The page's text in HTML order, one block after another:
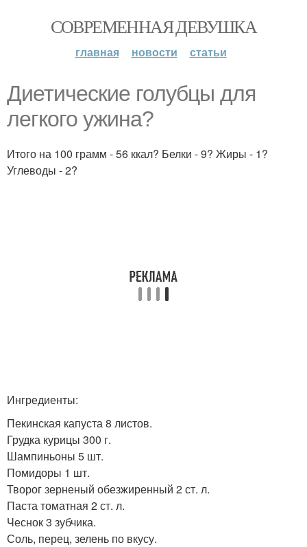
СОВРЕМЕННАЯ ДЕВУШКА
главная новости статьи
Диетические голубцы для
легкого ужина?
Итого на 100 грамм - 56 ккал? Белки - 9? Жиры - 1?
Углеводы - 2?
Ингредиенты:
Пекинская капуста 8 листов.
Грудка курицы 300 г.
Шампиньоны 5 шт.
Помидоры 1 шт.
Творог зерненый обезжиренный 2 ст. л.
Паста томатная 2 ст. л.
Чеснок 3 зубчика.
Соль, перец, зелень по вкусу.